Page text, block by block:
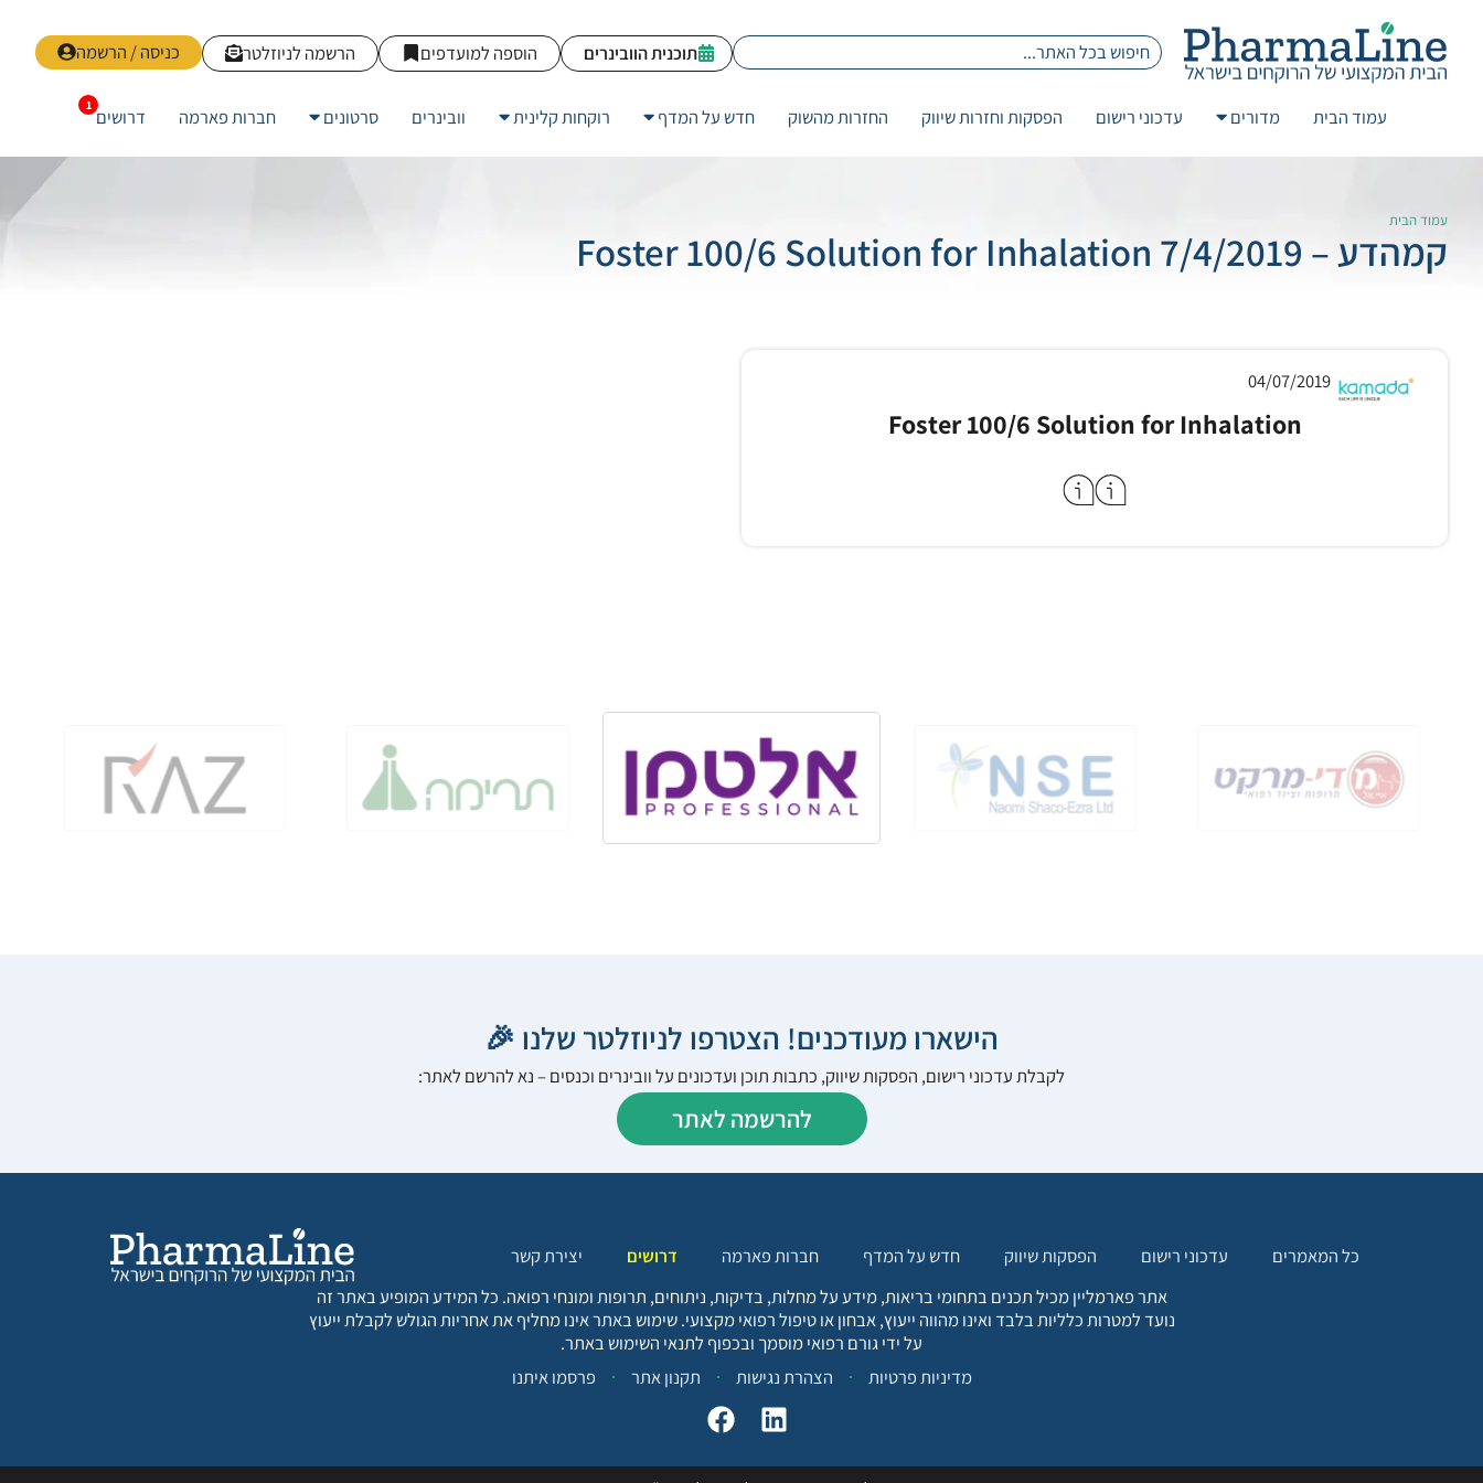
כניסה / הרשמה הרשמה לניוזלטר הוספה למועדפים תוכנית הוובינרים
עמוד הבית מדורים עדכוני רישום הפסקות וחזרות שיווק החזרות מהשוק חדש על המדף רוקחות קלינית וובינרים סרטונים חברות פארמה דרושים
עמוד הבית
קמהדע – 7/4/2019 Foster 100/6 Solution for Inhalation
04/07/2019
Foster 100/6 Solution for Inhalation
הישארו מעודכנים! הצטרפו לניוזלטר שלנו 🎉
לקבלת עדכוני רישום, הפסקות שיווק, כתבות תוכן ועדכונים על וובינרים וכנסים – נא להרשם לאתר:
להרשמה לאתר
כל המאמרים עדכוני רישום הפסקות שיווק חדש על המדף חברות פארמה דרושים
יצירת קשר
אתר פארמליין מכיל תכנים בתחומי בריאות, מידע על מחלות, בדיקות, ניתוחים, תרופות ומונחי רפואה. כל המידע המופיע באתר זה
נועד למטרות כלליות בלבד ואינו מהווה ייעוץ, אבחון או טיפול רפואי מקצועי. שימוש באתר אינו מחליף את אחריות הגולש לקבלת ייעוץ
על ידי גורם רפואי מוסמך ובכפוף לתנאי השימוש באתר.
מדיניות פרטיות
הצהרת נגישות תקנון אתר פרסמו איתנו